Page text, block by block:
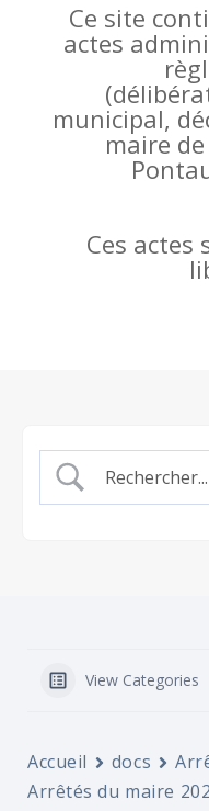
Ce site
actes
(
municipal,
maire
Ces actes
View Categories
Accueil docs
Arrêtés du maire